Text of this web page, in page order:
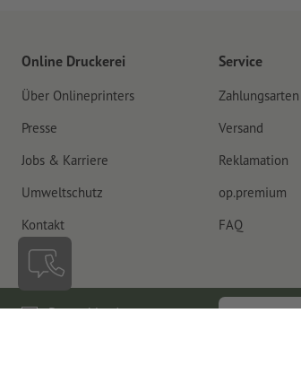
Online Druckerei
Über Onlineprinters
Presse
Jobs & Karriere
Umweltschutz
Kontakt
Service
Zahlungsarten
Versand
Reklamation
op.premium
FAQ
Deutschland Vertrag